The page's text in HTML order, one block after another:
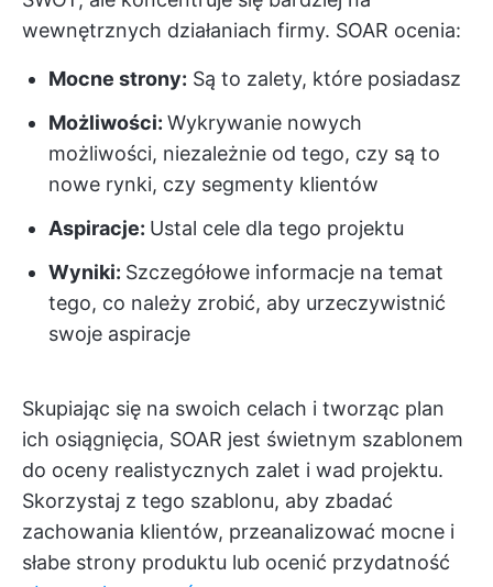
wewnętrznych działaniach firmy. SOAR ocenia:
Mocne strony: Są to zalety, które posiadasz
Możliwości: Wykrywanie nowych
możliwości, niezależnie od tego, czy są to
nowe rynki, czy segmenty klientów
Aspiracje: Ustal cele dla tego projektu
Wyniki: Szczegółowe informacje na temat
tego, co należy zrobić, aby urzeczywistnić
swoje aspiracje
Skupiając się na swoich celach i tworząc plan
ich osiągnięcia, SOAR jest świetnym szablonem
do oceny realistycznych zalet i wad projektu.
Skorzystaj z tego szablonu, aby zbadać
zachowania klientów, przeanalizować mocne i
słabe strony produktu lub ocenić przydatność